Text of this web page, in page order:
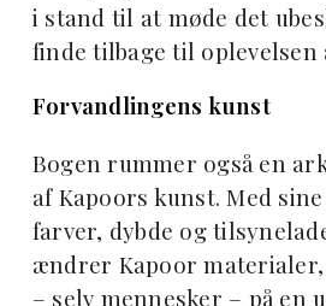
i stand til at møde det
finde tilbage til oplevelsen
Forvandlingens kunst
Bogen rummer også en
af Kapoors kunst. Med
farver, dybde og
ændrer Kapoor
– selv mennesker – på en